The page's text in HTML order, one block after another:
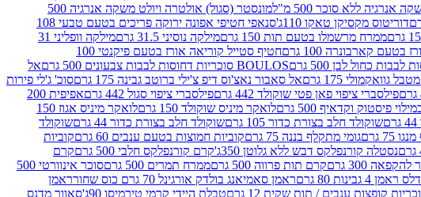
ללא סוכר 500 מ"ל
מונסטר (סגול) אולטרה ויולט משקה אנרגיה 500
דוריטוס מקסיקן טאקו 110ג'
סנאפי חטיפי אפונה ירוקה פריכים בטעם טבעי 108
ממרח מרשמלו בטעם תות 150 גרם מילקה נוסיני 31.5 גרם
מילקה וופליני 31
קארבונרה 100 גרם
חטיף סטייל קוריאה אורז בטעם פיקנטי 100
BOULOS סוכריות דחוסות לבבות צבעונים 500 גרם
אל
175 גרם אל סאבור נאצ'וס דיפ צ'ילי ברוטב גבינה 175 גרם
סוכ' ג'לי פירות
פילסברי ציפוי פאן פטי שוקולד 442 גרם פילסברי ציפוי סגול 442 גרם
אפיפית 200
פיסטוק וקדאיף 500 גרם לואקר מיניס שוקולד 150 גרם
לואקר מיניס אגוז 150
שוקולד חלב בצורת כדור 105 גרם שוקולד חלב בצורת כדור 44 גרם
שוקולד
גרם גומי מתקלף בננה 75 גרם קוביות חמוצות בטעם ענבים 60 גרם
קוביות
נסטלה קורנפלקס דבש ללא גלוטן 350ג' קרם קורנפלקס חלבי 500 גרם
קרם
300 גרם קרם תות פרווה 500 גרם ממרח תמרים 500 גרם
סוכר אינוורטי 500
ראמן 4 גבינות 80 גרם ראמן סאמיאנג בולדק אורגינל 70 גרם כוס שחור
ראמן
קופצות ענבים / תות שקית 12 גרם טבלת היידי קרמי טירמיסו 90ג'
סאוור מדנס